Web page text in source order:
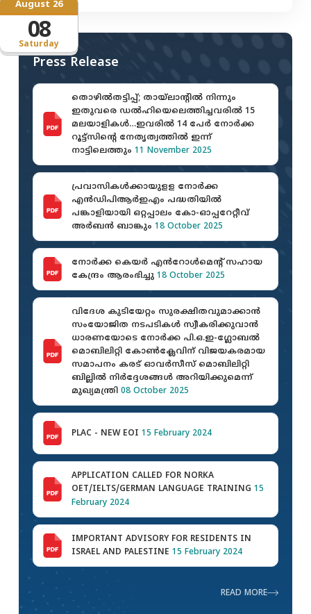
Saturday
August 26
08
Press Release
തൊഴില്‍തട്ടിപ്പ്; തായ്ലാന്റില്‍ നിന്നും
ഇതുവരെ ഡല്‍ഹിയെലെത്തിച്ചവരില്‍ 15
മലയാളികള്‍…ഇവരില്‍ 14 പേര്‍ നോര്‍ക്ക
റൂട്ട്സിന്റെ നേതൃത്വത്തില്‍ ഇന്ന്
നാട്ടിലെത്തും 11 November 2025
പ്രവാസികള്‍ക്കായുളള നോര്‍ക്ക
എന്‍ഡിപിആര്‍ഇഎം പദ്ധതിയില്‍
പങ്കാളിയായി ഒറ്റപ്പാലം കോ-ഓപ്പറേറ്റീവ്
അര്‍ബന്‍ ബാങ്കും 18 October 2025
നോർക്ക കെയർ എൻറോൾമെന്റ് സഹായ
കേന്ദ്രം ആരംഭിച്ചു 18 October 2025
വിദേശ കുടിയേറ്റം സുരക്ഷിതവുമാക്കാന്‍
സംയോജിത നടപടികള്‍ സ്വീകരിക്കുവാൻ
ധാരണയോടെ നോര്‍ക്ക പി.ഒ.ഇ-ഗ്ലോബല്‍
മൊബിലിറ്റി കോണ്‍ക്ലേവിന് വിജയകരമായ
സമാപനം കരട് ഓവർസീസ് മൊബിലിറ്റി
ബില്ലില്‍ നിര്‍ദ്ദേശങ്ങള്‍ അറിയിക്കുമെന്ന്
മുഖ്യമന്ത്രി 08 October 2025
PLAC - NEW EOI 15 February 2024
APPLICATION CALLED FOR NORKA
OET/IELTS/GERMAN LANGUAGE TRAINING 15
February 2024
IMPORTANT ADVISORY FOR RESIDENTS IN
ISRAEL AND PALESTINE 15 February 2024
READ MORE